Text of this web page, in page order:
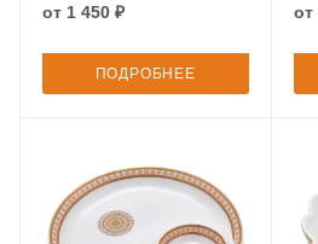
от 1 450 ₽
ПОДРОБНЕЕ
от